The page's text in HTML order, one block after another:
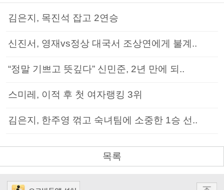
김은지, 목진석 잡고 2연승
신진서, 영재vs정상 대국서 조상연에게 불계..
“정말 기쁘고 뜻깊다” 신민준, 2년 만에 되..
스미레, 이적 후 첫 여자랭킹 3위
김은지, 한주영 꺾고 숙녀팀에 소중한 1승 선..
목록